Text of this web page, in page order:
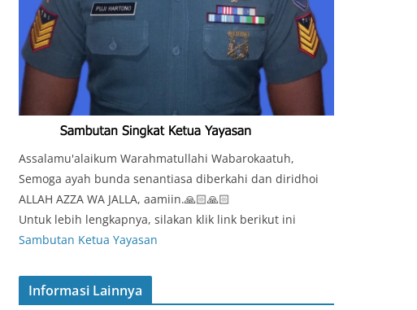
Assalamu'alaikum Warahmatullahi Wabarokaatuh,
Semoga ayah bunda senantiasa diberkahi dan diridhoi
ALLAH AZZA WA JALLA, aamiin.🙏🏻🙏🏻
Untuk lebih lengkapnya, silakan klik link berikut ini
Sambutan Ketua Yayasan
Informasi Lainnya